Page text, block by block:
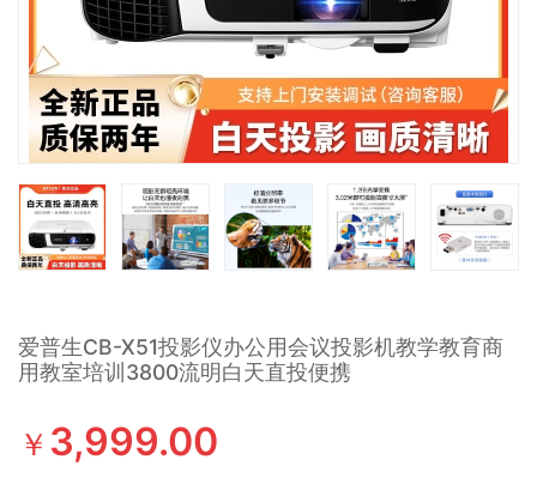
爱普生CB-X51投影仪办公用会议投影机教学教育商
用教室培训3800流明白天直投便携
￥ 3,999.00